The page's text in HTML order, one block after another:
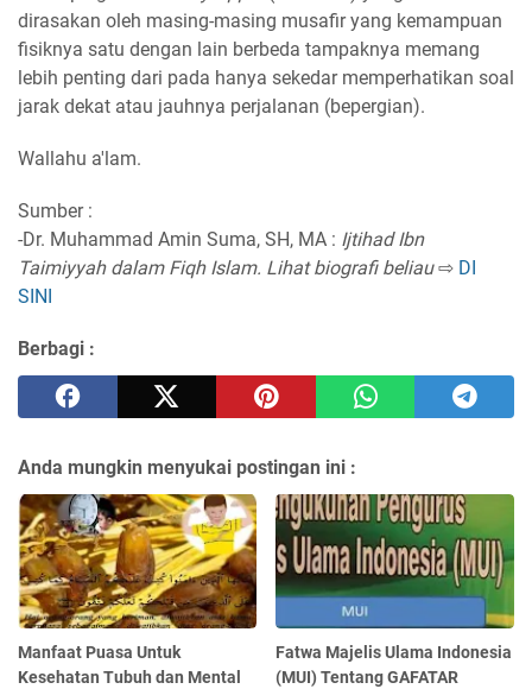
dirasakan oleh masing-masing musafir yang kemampuan
fisiknya satu dengan lain berbeda tampaknya memang
lebih penting dari pada hanya sekedar memperhatikan soal
jarak dekat atau jauhnya perjalanan (bepergian).
Wallahu a'lam.
Sumber :
-Dr. Muhammad Amin Suma, SH, MA : Ijtihad Ibn
Taimiyyah dalam Fiqh Islam. Lihat biografi beliau⇨ DI
SINI
Berbagi :
Anda mungkin menyukai postingan ini :
Manfaat Puasa Untuk
Kesehatan Tubuh dan Mental
Fatwa Majelis Ulama Indonesia
(MUI) Tentang GAFATAR